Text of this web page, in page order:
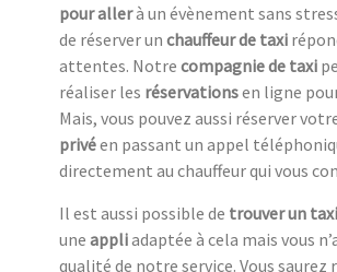
pour allerà un évènement sans
de réserver un chauffeur de taxi
attentes. Notre compagnie de taxi
réaliser les réservationsen ligne
Mais, vous pouvez aussi réserver
privéen passant un appel
directement au chauffeur qui vous
Il est aussi possible de trouver un taxi
une appliadaptée à cela mais vous
qualité de notre service. Vous saurez